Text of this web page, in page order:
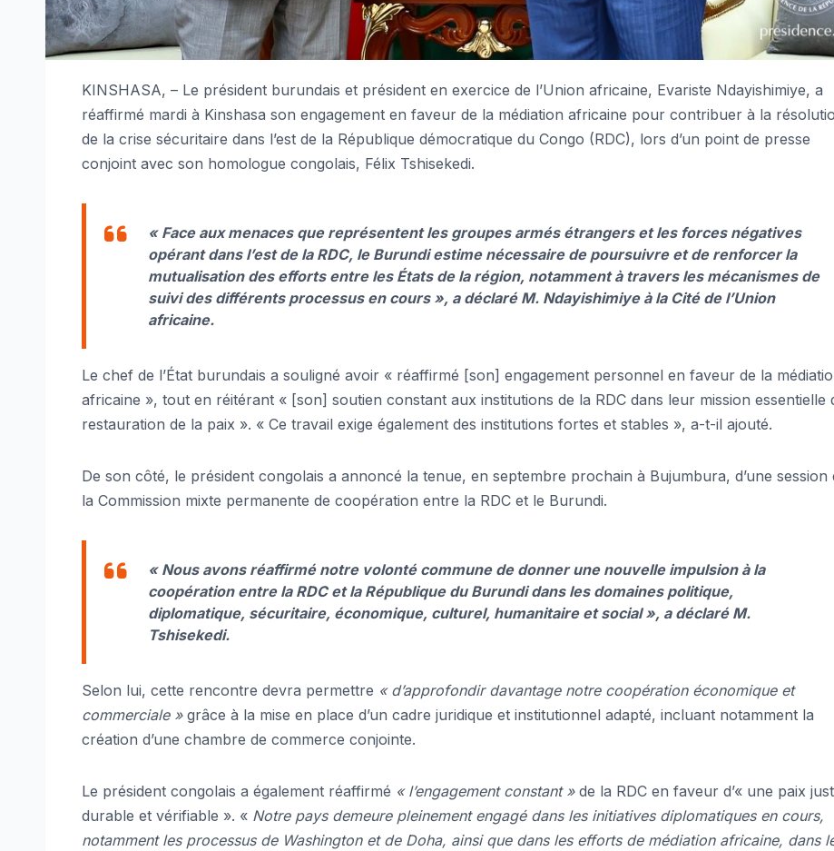
KINSHASA, – Le président burundais et président en exercice de l’Union africaine, Evariste Ndayishimiye, a
réaffirmé mardi à Kinshasa son engagement en faveur de la médiation africaine pour contribuer à la
de la crise sécuritaire dans l’est de la République démocratique du Congo (RDC), lors d’un point de presse
conjoint avec son homologue congolais, Félix Tshisekedi.
« Face aux menaces que représentent les groupes armés étrangers et les forces négatives
opérant dans l’est de la RDC, le Burundi estime nécessaire de poursuivre et de renforcer la
mutualisation des efforts entre les États de la région, notamment à travers les mécanismes de
suivi des différents processus en cours », a déclaré M. Ndayishimiye à la Cité de l’Union
africaine.
Le chef de l’État burundais a souligné avoir « réaffirmé [son] engagement personnel en faveur de la
africaine », tout en réitérant « [son] soutien constant aux institutions de la RDC dans leur mission essentielle
restauration de la paix ». « Ce travail exige également des institutions fortes et stables », a-t-il ajouté.
De son côté, le président congolais a annoncé la tenue, en septembre prochain à Bujumbura, d’une session
la Commission mixte permanente de coopération entre la RDC et le Burundi.
« Nous avons réaffirmé notre volonté commune de donner une nouvelle impulsion à la
coopération entre la RDC et la République du Burundi dans les domaines politique,
diplomatique, sécuritaire, économique, culturel, humanitaire et social », a déclaré M.
Tshisekedi.
Selon lui, cette rencontre devra permettre « d’approfondir davantage notre coopération économique et
commerciale »grâce à la mise en place d’un cadre juridique et institutionnel adapté, incluant notamment la
création d’une chambre de commerce conjointe.
Le président congolais a également réaffirmé « l’engagement constant »de la RDC en faveur d’« une paix
durable et vérifiable ». « Notre pays demeure pleinement engagé dans les initiatives diplomatiques en cours,
notamment les processus de Washington et de Doha, ainsi que dans les efforts de médiation africaine, dans